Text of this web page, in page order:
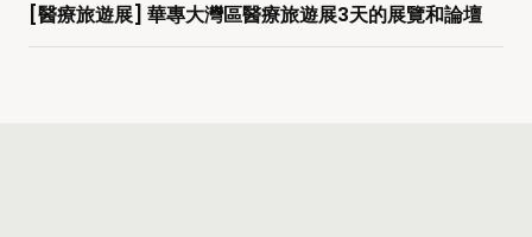
[醫療旅遊展] 華專大灣區醫療旅遊展3天的展覽和論壇